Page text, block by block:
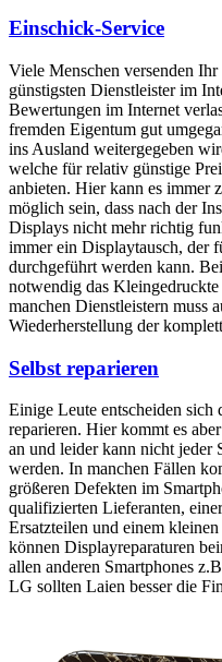
Einschick-Service
Viele Menschen versenden
günstigsten Dienstleister im
Bewertungen im Internet
fremden Eigentum gut
ins Ausland weitergegeben
welche für relativ günstige
anbieten. Hier kann es immer
möglich sein, dass nach der
Displays nicht mehr richtig
immer ein Displaytausch, der
durchgeführt werden kann.
notwendig das
manchen Dienstleistern muss
Wiederherstellung der
Selbst reparieren
Einige Leute entscheiden sich
reparieren. Hier kommt es
an und leider kann nicht jeder
werden. In manchen Fällen
größeren Defekten im
qualifizierten Lieferanten,
Ersatzteilen und einem
können Displayreparaturen
allen anderen Smartphones
LG sollten Laien besser die